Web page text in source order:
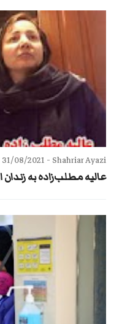
Shahriar Ayazi -
31/08/2021
عالیه مطلب‌زاده به